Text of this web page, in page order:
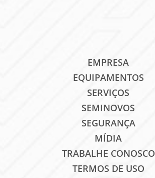
EMPRESA
EQUIPAMENTOS
SERVIÇOS
SEMINOVOS
SEGURANÇA
MÍDIA
TRABALHE CONOSCO
TERMOS DE USO